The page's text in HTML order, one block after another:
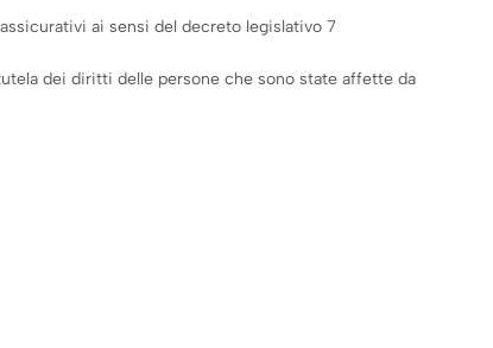
ai sensi del decreto legislativo 7
dei diritti delle persone che sono state affette da